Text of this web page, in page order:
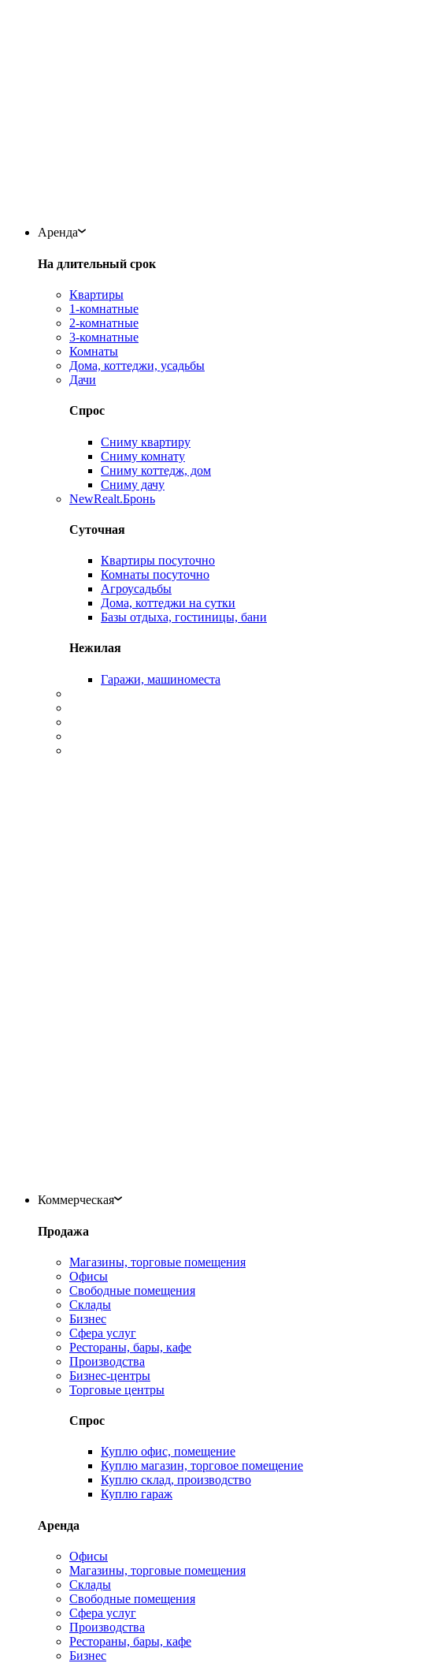
Аренда
На длительный срок
Квартиры
1-комнатные
2-комнатные
3-комнатные
Комнаты
Дома, коттеджи, усадьбы
Дачи
Спрос
Сниму квартиру
Сниму комнату
Сниму коттедж, дом
Сниму дачу
NewRealt.Бронь
Суточная
Квартиры посуточно
Комнаты посуточно
Агроусадьбы
Дома, коттеджи на сутки
Базы отдыха, гостиницы, бани
Нежилая
Гаражи, машиноместа
Коммерческая
Продажа
Магазины, торговые помещения
Офисы
Свободные помещения
Склады
Бизнес
Сфера услуг
Рестораны, бары, кафе
Производства
Бизнес-центры
Торговые центры
Спрос
Куплю офис, помещение
Куплю магазин, торговое помещение
Куплю склад, производство
Куплю гараж
Аренда
Офисы
Магазины, торговые помещения
Склады
Свободные помещения
Сфера услуг
Производства
Рестораны, бары, кафе
Бизнес